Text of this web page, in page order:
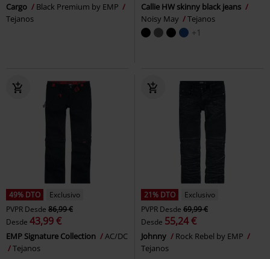
Cargo
Black Premium by EMP
Tejanos
Callie HW skinny black jeans
Noisy May
Tejanos
+1
49% DTO
Exclusivo
PVPR Desde 86,99 €
Desde 43,99 €
EMP Signature Collection
AC/DC
Tejanos
21% DTO
Exclusivo
PVPR Desde 69,99 €
Desde 55,24 €
Johnny
Rock Rebel by EMP
Tejanos